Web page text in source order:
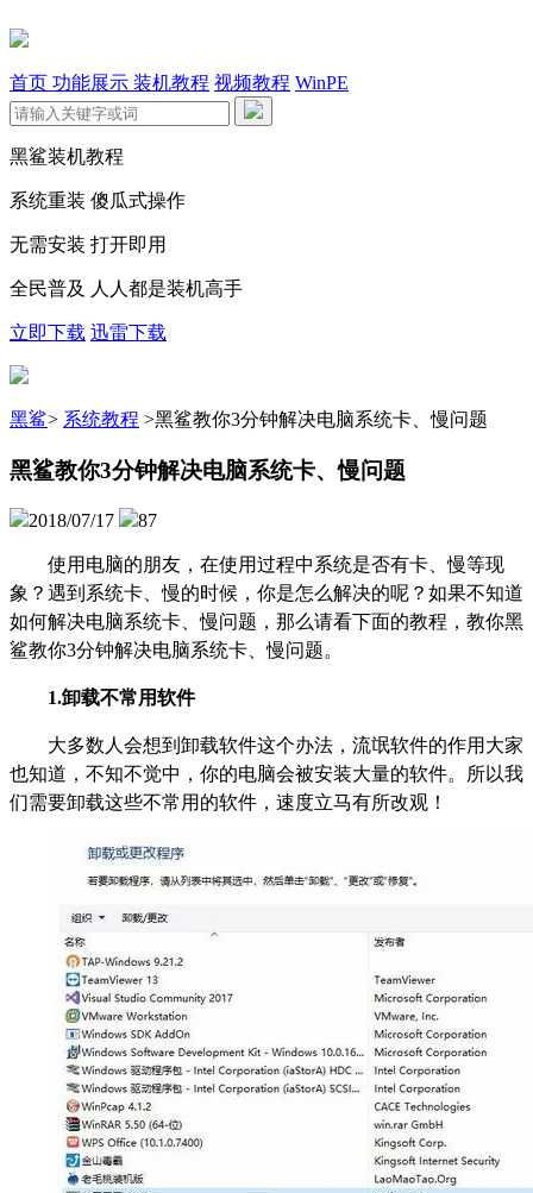
首页 功能展示 装机教程 视频教程 WinPE
黑鲨装机教程
系统重装 傻瓜式操作
无需安装 打开即用
全民普及 人人都是装机高手
立即下载 迅雷下载
黑鲨> 系统教程 >​黑鲨教你3分钟解决电脑系统卡、慢问题
​黑鲨教你3分钟解决电脑系统卡、慢问题
2018/07/17 87
使用电脑的朋友，在使用过程中系统是否有卡、慢等现
象？遇到系统卡、慢的时候，你是怎么解决的呢？如果不知道
如何解决电脑系统卡、慢问题，那么请看下面的教程，教你黑
鲨教你3分钟解决电脑系统卡、慢问题。
1.卸载不常用软件
大多数人会想到卸载软件这个办法，流氓软件的作用大家
也知道，不知不觉中，你的电脑会被安装大量的软件。所以我
们需要卸载这些不常用的软件，速度立马有所改观！